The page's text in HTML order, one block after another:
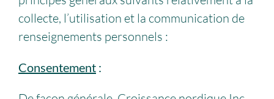
collecte, l’utilisation et la communication de
renseignements personnels :
Consentement: